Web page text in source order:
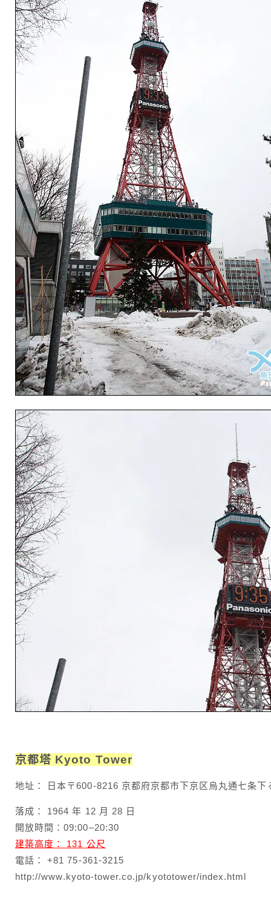
京都塔 Kyoto Tower
地址： 日本〒600-8216 京都府京都市下京区烏丸通七条下
落成： 1964 年 12 月 28 日
開放時間：09:00–20:30
建築高度： 131 公尺
電話： +81 75-361-3215
http://www.kyoto-tower.co.jp/kyototower/index.html